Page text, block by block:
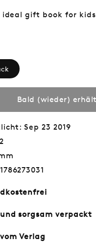
Bald (wieder)
Sep 23 2019
sorgsam verpackt
Verlag
ideal gift book for